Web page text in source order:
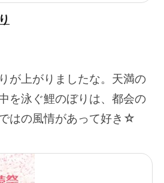
が上がりましたな。天満の
を泳ぐ鯉のぼりは、都会の
はの風情があって好き☆